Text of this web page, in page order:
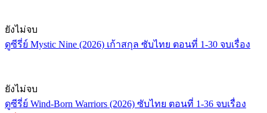
ยังไม่จบ
ดูซีรี่ย์ Mystic Nine (2026) เก้าสกุล ซับไทย ตอนที่ 1-30 จบเรื่อง
ยังไม่จบ
ดูซีรี่ย์ Wind-Born Warriors (2026) ซับไทย ตอนที่ 1-36 จบเรื่อง